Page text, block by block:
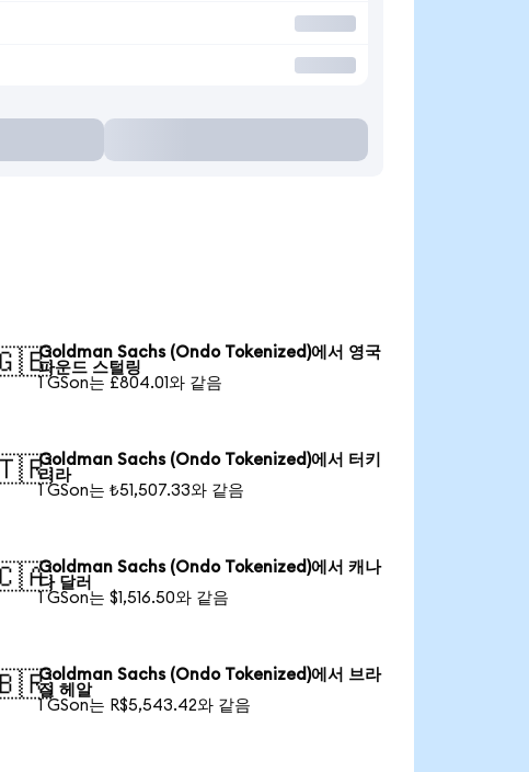
Goldman Sachs (Ondo Tokenized)에서 영국
파운드 스털링
1 GSon는 £804.01와 같음
Goldman Sachs (Ondo Tokenized)에서 터키
리라
1 GSon는 ₺51,507.33와 같음
Goldman Sachs (Ondo Tokenized)에서 캐나
다 달러
1 GSon는 $1,516.50와 같음
Goldman Sachs (Ondo Tokenized)에서 브라
질 헤알
1 GSon는 R$5,543.42와 같음